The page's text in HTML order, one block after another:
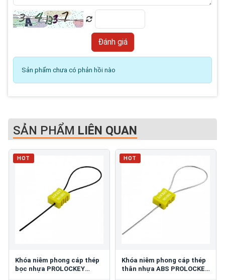
Sản phẩm chưa có phản hồi nào
SẢN PHẨM LIÊN QUAN
HOT
Khóa niêm phong cáp thép
bọc nhựa PROLOCKEY
HOT
Khóa niêm phong cáp thép
thân nhựa ABS PROLOCKEY